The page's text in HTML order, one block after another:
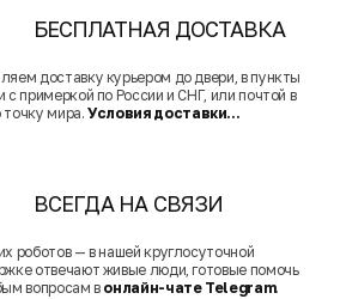
БЕСПЛАТНАЯ ДОСТАВКА
доставку курьером до двери, в пункты
с примеркой по России и СНГ, или почтой в
мира.Условия доставки...
ВСЕГДА НА СВЯЗИ
роботов — в нашей круглосуточной
отвечают живые люди, готовые помочь
вопросам в онлайн-чате Telegram.